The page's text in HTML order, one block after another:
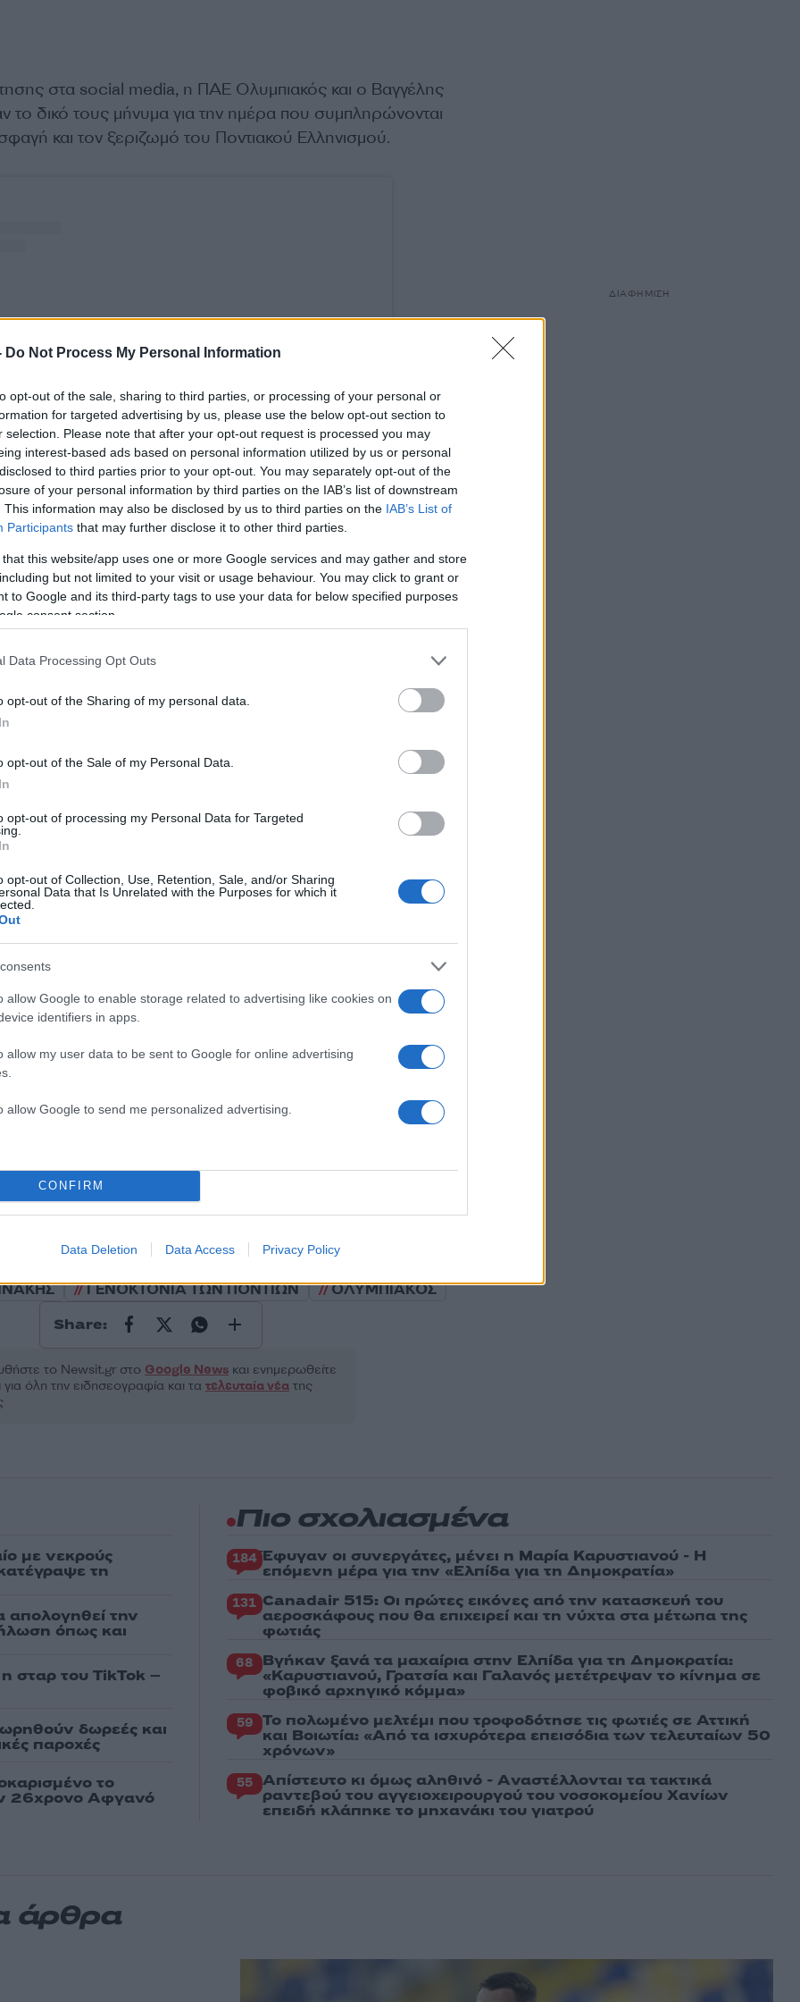
Do Not Process My Personal Information
opt-out of the sale, sharing to third parties, or processing of your personal or
for targeted advertising by us, please use the below opt-out section to
selection. Please note that after your opt-out request is processed you may
interest-based ads based on personal information utilized by us or personal
to third parties prior to your opt-out. You may separately opt-out of the
of your personal information by third parties on the IAB’s list of downstream
This information may also be disclosed by us to third parties on the IAB’s List of
Participants that may further disclose it to other third parties.
that this website/app uses one or more Google services and may gather and store
but not limited to your visit or usage behaviour. You may click to grant or
to Google and its third-party tags to use your data for below specified purposes
consent section.
Data Processing Opt Outs
opt-out of the Sharing of my personal data.
opt-out of the Sale of my Personal Data.
opt-out of processing my Personal Data for Targeted
opt-out of Collection, Use, Retention, Sale, and/or Sharing
Data that Is Unrelated with the Purposes for which it
allow Google to enable storage related to advertising like cookies on
identifiers in apps.
allow my user data to be sent to Google for online advertising
allow Google to send me personalized advertising.
CONFIRM
Data Deletion Data Access Privacy Policy
στα social media, η ΠΑΕ Ολυμπιακός και ο Βαγγέλης
το δικό τους μήνυμα για την ημέρα που συμπληρώνονται
και τον ξεριζωμό του Ποντιακού Ελληνισμού.
δημοσίευση στο Instagram.
της Γενοκτονίας των Ελλήνων του Πόντου (1919-
και δεν ξεχνάμε!”, αναφέρει η κοινή ανάρτηση της
του Βαγγέλη Μαρινάκη.
ΓΕΝΟΚΤΟΝΙΑ ΤΩΝ ΠΟΝΤΙΩΝ ΟΛΥΜΠΙΑΚΟΣ
Share:
το Νewsit.gr στο Google Newsκαι ενημερωθείτε
όλη την ειδησεογραφία και τα τελευταία νέατης
ΔΙΑΦΗΜΙΣΗ
με νεκρούς
τη
την
όπως και
σταρ του TikTok –
δωρεές και
παροχές
το
26χρονο Αφγανό
Πιο σχολιασμένα
184 Έφυγαν οι συνεργάτες, μένει η Μαρία Καρυστιανού - Η
επόμενη μέρα για την «Ελπίδα για τη Δημοκρατία»
131 Canadair 515: Οι πρώτες εικόνες από την κατασκευή του
αεροσκάφους που θα επιχειρεί και τη νύχτα στα μέτωπα της
φωτιάς
68 Βγήκαν ξανά τα μαχαίρια στην Ελπίδα για τη Δημοκρατία:
«Καρυστιανού, Γρατσία και Γαλανός μετέτρεψαν το κίνημα σε
φοβικό αρχηγικό κόμμα»
59 Το πολωμένο μελτέμι που τροφοδότησε τις φωτιές σε Αττική
και Βοιωτία: «Από τα ισχυρότερα επεισόδια των τελευταίων 50
χρόνων»
55 Απίστευτο κι όμως αληθινό - Aναστέλλονται τα τακτικά
ραντεβού του αγγειοχειρουργού του νοσοκομείου Χανίων
επειδή κλάπηκε το μηχανάκι του γιατρού
άρθρα